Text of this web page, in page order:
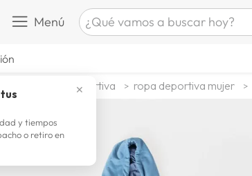
Menú ¿Qué vamos a buscar hoy?
zapatillas mujer
moda
zapatillas
✕
y tiempos
o retiro en
ropa deportiva ropa deportiva mujer